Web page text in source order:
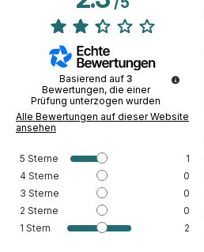
Basierend auf 3
Bewertungen, die einer
Prüfung unterzogen wurden
Alle Bewertungen auf dieser Website
ansehen
5 Sterne
1
4 Sterne
0
3 Sterne
0
2 Sterne
0
1 Stern 2